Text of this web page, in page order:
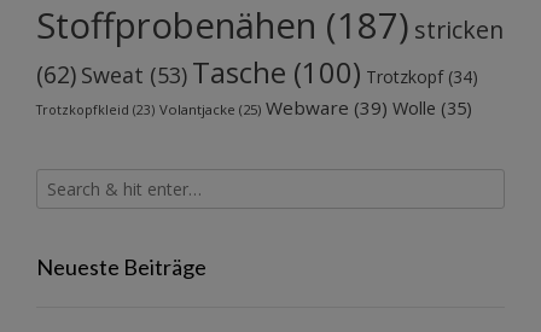
Stoffprobenähen (187) stricken
(62) Sweat (53) Tasche (100) Trotzkopf(34)
Trotzkopfkleid (23) Volantjacke (25) Webware (39) Wolle (35)
Neueste Beiträge